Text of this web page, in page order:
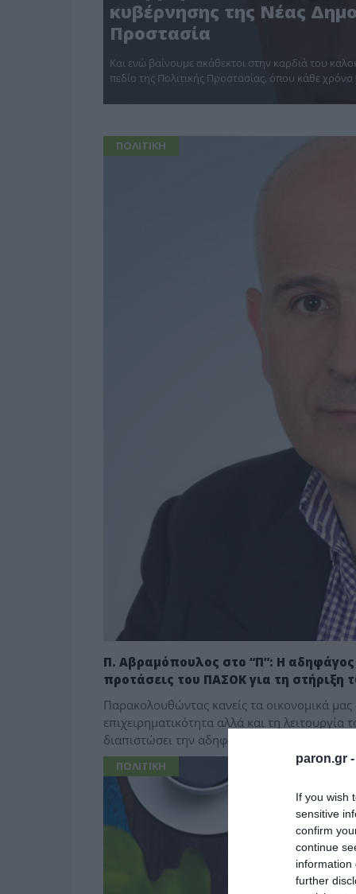
paron.gr -
If you wish
sensitive
confirm
continue
information
further
κυβέρνησης της Νέας
Προστασία
Και ενώ βαίνουμε ακάθεκτοι στην καρδιά του
πεδίο της Πολιτικής Προστασίας, όπου κάθε
ΠΟΛΙΤΙΚΗ
Π. Αβραμόπουλος στο “Π”: Η
προτάσεις του ΠΑΣΟΚ για τη στήριξη
Παρακολουθώντας κανείς τα οικονομικά
επιχειρηματικότητα αλλά και τη
διαπιστώσει την αδηφάγο κερδοφορία των…
ΠΟΛΙΤΙΚΗ